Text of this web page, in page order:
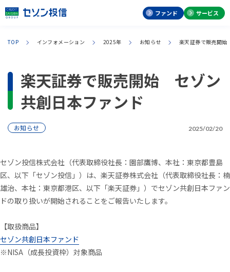
ファンド サービス
TOP インフォメーション 2025年 お知らせ 楽天証券で販売開
楽天証券で販売開始 セゾン
共創日本ファンド
お知らせ 2025/02/20
セゾン投信株式会社（代表取締役社長：園部鷹博、本社：東京都豊島
区、以下「セゾン投信」）は、楽天証券株式会社（代表取締役社長：楠
雄治、本社：東京都港区、以下「楽天証券」）でセゾン共創日本ファン
ドの取り扱いが開始されることをご報告いたします。
【取扱商品】
セゾン共創日本ファンド
※NISA（成長投資枠）対象商品